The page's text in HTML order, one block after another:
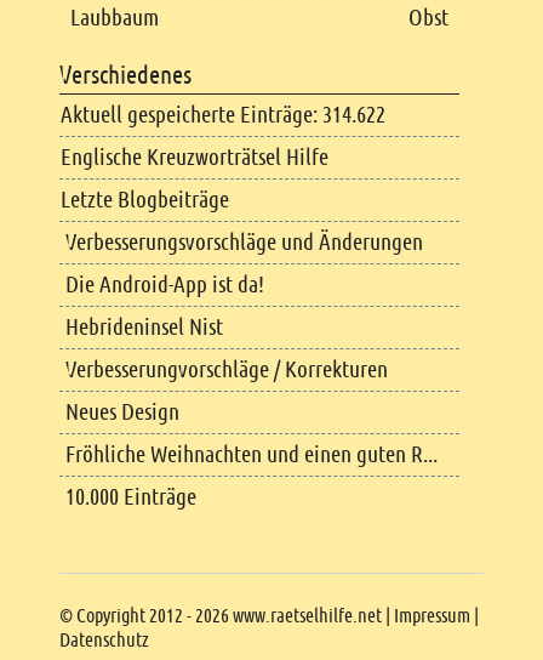
Copyright
© Copyright 2012 - 2026 www.raetselhilfe.net | Impressum |
Datenschutz
Laubbaum
Obst
Verschiedenes
Aktuell gespeicherte Einträge: 314.622
Englische Kreuzworträtsel Hilfe
Letzte Blogbeiträge
Verbesserungsvorschläge und Änderungen
Die Android-App ist da!
Hebrideninsel Nist
Verbesserungvorschläge / Korrekturen
Neues Design
Fröhliche Weihnachten und einen guten R...
10.000 Einträge